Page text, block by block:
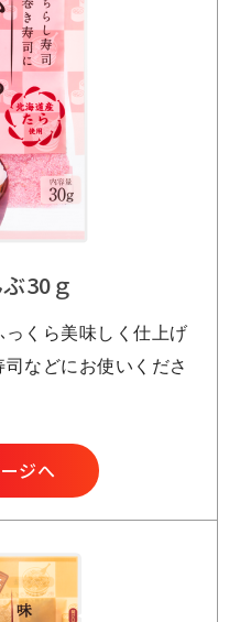
30ｇ
くら美味しく仕上げ
などにお使いくださ
ジへ